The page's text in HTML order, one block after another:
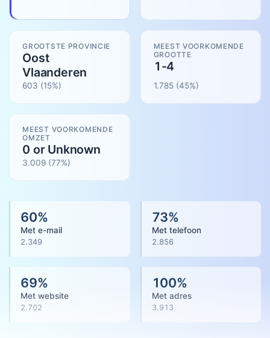
GROOTSTE PROVINCIE
Oost
Vlaanderen
603 (15%)
MEEST VOORKOMENDE
GROOTTE
1-4
1.785(45%)
MEEST VOORKOMENDE
OMZET
0 or Unknown
3.009 (77%)
60%
Met e-mail
2.349
73%
Met telefoon
2.856
69%
Met website
2.702
100%
Met adres
3.913